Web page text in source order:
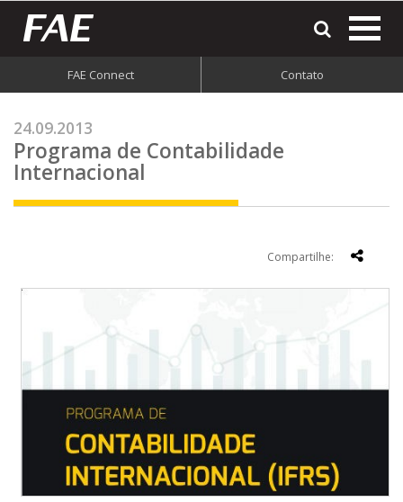
FAE Connect Contato
24.09.2013
Programa de Contabilidade
Internacional
Compartilhe: